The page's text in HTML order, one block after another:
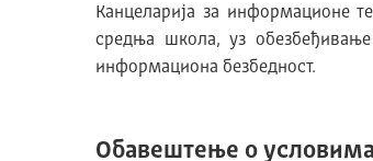
Канцеларија за информационе
средња школа, уз
информациона безбедност.
Обавештење о условима